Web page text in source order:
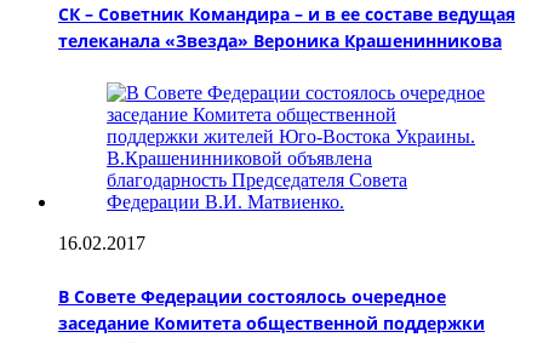
СК – Советник Командира – и в ее составе ведущая
телеканала «Звезда» Вероника Крашенинникова
16.02.2017
В Совете Федерации состоялось очередное
заседание Комитета общественной поддержки